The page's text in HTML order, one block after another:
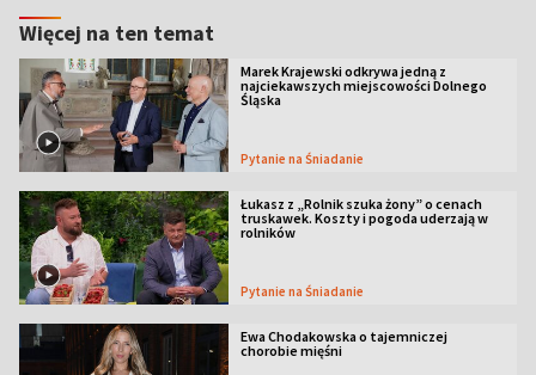
Więcej na ten temat
Marek Krajewski odkrywa jedną z
najciekawszych miejscowości Dolnego
Śląska
Pytanie na Śniadanie
Łukasz z „Rolnik szuka żony” o cenach
truskawek. Koszty i pogoda uderzają w
rolników
Pytanie na Śniadanie
Ewa Chodakowska o tajemniczej
chorobie mięśni